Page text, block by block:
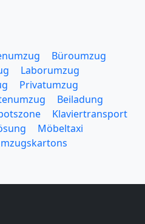
Büroumzug
Laborumzug
Privatumzug
Beiladung
Klaviertransport
Möbeltaxi